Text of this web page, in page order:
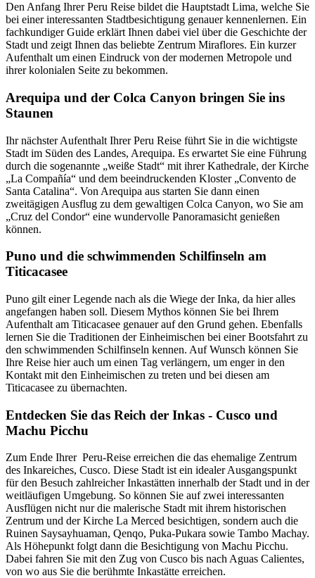
Den Anfang Ihrer Peru Reise bildet die Hauptstadt Lima, welche Sie
bei einer interessanten Stadtbesichtigung genauer kennenlernen. Ein
fachkundiger Guide erklärt Ihnen dabei viel über die Geschichte der
Stadt und zeigt Ihnen das beliebte Zentrum Miraflores. Ein kurzer
Aufenthalt um einen Eindruck von der modernen Metropole und
ihrer kolonialen Seite zu bekommen.
Arequipa und der Colca Canyon bringen Sie ins
Staunen
Ihr nächster Aufenthalt Ihrer Peru Reise führt Sie in die wichtigste
Stadt im Süden des Landes, Arequipa. Es erwartet Sie eine Führung
durch die sogenannte „weiße Stadt“ mit ihrer Kathedrale, der Kirche
„La Compañía“ und dem beeindruckenden Kloster „Convento de
Santa Catalina“. Von Arequipa aus starten Sie dann einen
zweitägigen Ausflug zu dem gewaltigen Colca Canyon, wo Sie am
„Cruz del Condor“ eine wundervolle Panoramasicht genießen
können.
Puno und die schwimmenden Schilfinseln am
Titicacasee
Puno gilt einer Legende nach als die Wiege der Inka, da hier alles
angefangen haben soll. Diesem Mythos können Sie bei Ihrem
Aufenthalt am Titicacasee genauer auf den Grund gehen. Ebenfalls
lernen Sie die Traditionen der Einheimischen bei einer Bootsfahrt zu
den schwimmenden Schilfinseln kennen. Auf Wunsch können Sie
Ihre Reise hier auch um einen Tag verlängern, um enger in den
Kontakt mit den Einheimischen zu treten und bei diesen am
Titicacasee zu übernachten.
Entdecken Sie das Reich der Inkas - Cusco und
Machu Picchu
Zum Ende Ihrer Peru-Reise erreichen die das ehemalige Zentrum
des Inkareiches, Cusco. Diese Stadt ist ein idealer Ausgangspunkt
für den Besuch zahlreicher Inkastätten innerhalb der Stadt und in der
weitläufigen Umgebung. So können Sie auf zwei interessanten
Ausflügen nicht nur die malerische Stadt mit ihrem historischen
Zentrum und der Kirche La Merced besichtigen, sondern auch die
Ruinen Saysayhuaman, Qenqo, Puka-Pukara sowie Tambo Machay.
Als Höhepunkt folgt dann die Besichtigung von Machu Picchu.
Dabei fahren Sie mit den Zug von Cusco bis nach Aguas Calientes,
von wo aus Sie die berühmte Inkastätte erreichen.